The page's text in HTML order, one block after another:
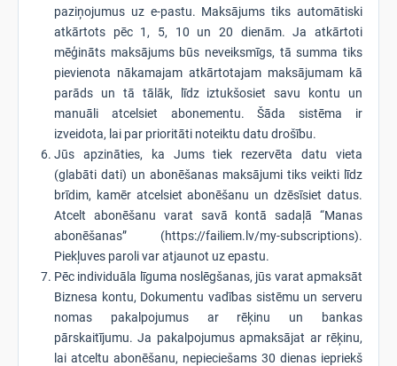
paziņojumus uz e-pastu. Maksājums tiks automātiski
atkārtots pēc 1, 5, 10 un 20 dienām. Ja atkārtoti
mēģināts maksājums būs neveiksmīgs, tā summa tiks
pievienota nākamajam atkārtotajam maksājumam kā
parāds un tā tālāk, līdz iztukšosiet savu kontu un
manuāli atcelsiet abonementu. Šāda sistēma ir
izveidota, lai par prioritāti noteiktu datu drošību.
Jūs apzināties, ka Jums tiek rezervēta datu vieta
(glabāti dati) un abonēšanas maksājumi tiks veikti līdz
brīdim, kamēr atcelsiet abonēšanu un dzēsīsiet datus.
Atcelt abonēšanu varat savā kontā sadaļā “Manas
abonēšanas” (https://failiem.lv/my-subscriptions).
Piekļuves paroli var atjaunot uz epastu.
Pēc individuāla līguma noslēgšanas, jūs varat apmaksāt
Biznesa kontu, Dokumentu vadības sistēmu un serveru
nomas pakalpojumus ar rēķinu un bankas
pārskaitījumu. Ja pakalpojumus apmaksājat ar rēķinu,
lai atceltu abonēšanu, nepieciešams 30 dienas iepriekš